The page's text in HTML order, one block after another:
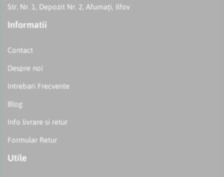
Str. Nr. 1, Depozit Nr. 2, Afumați, Ilfov
Informatii
Contact
Despre noi
Intrebari Frecvente
Blog
Info livrare si retur
Formular Retur
Utile